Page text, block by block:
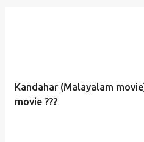
Kandahar (Malayalam
movie ???